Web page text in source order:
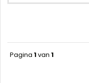
Pagina 1van 1